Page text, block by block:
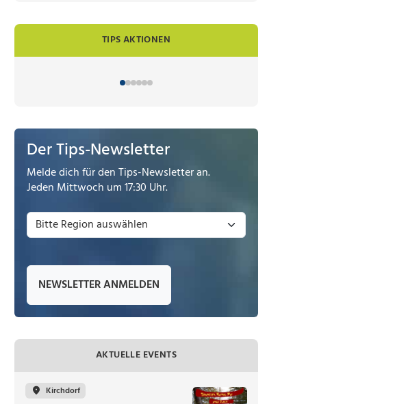
TIPS AKTIONEN
Der Tips-Newsletter
Melde dich für den Tips-Newsletter an.
Jeden Mittwoch um 17:30 Uhr.
NEWSLETTER ANMELDEN
AKTUELLE EVENTS
Kirchdorf